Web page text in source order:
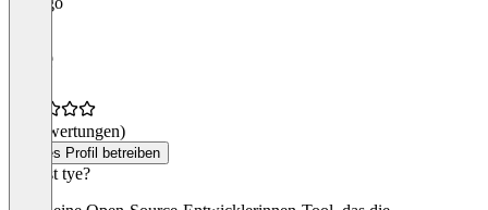
tye
(0 Bewertungen)
Dieses Profil betreiben
Was ist tye?